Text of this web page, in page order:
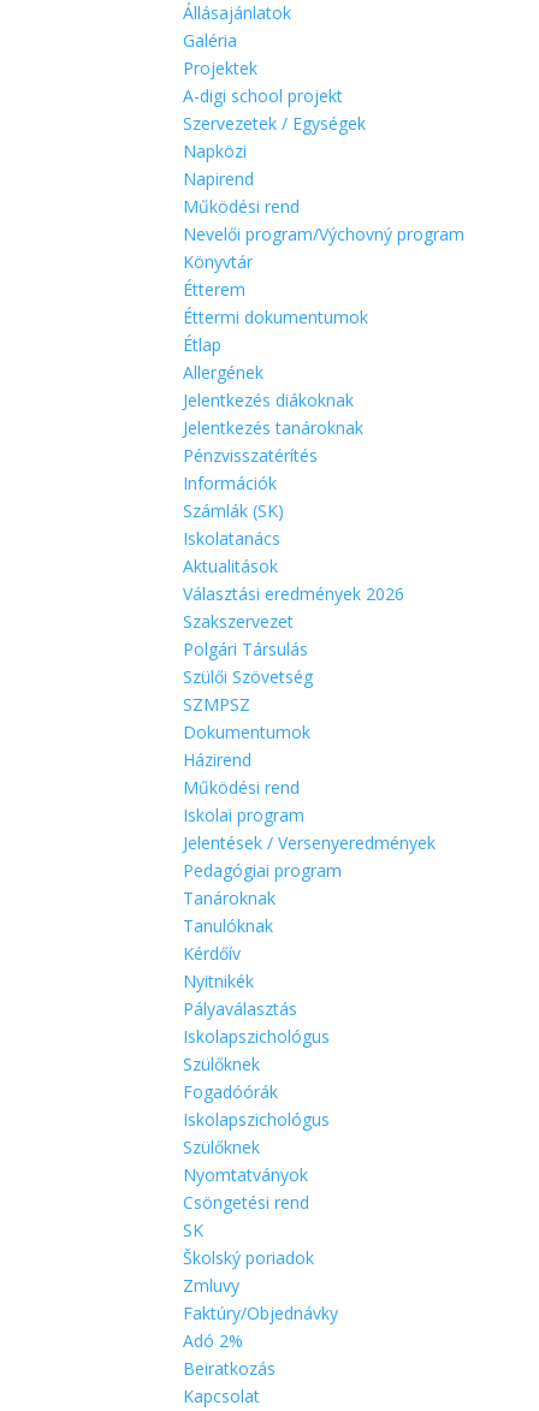
Állásajánlatok
Galéria
Projektek
A-digi school projekt
Szervezetek / Egységek
Napközi
Napirend
Működési rend
Nevelői program/Výchovný program
Könyvtár
Étterem
Éttermi dokumentumok
Étlap
Allergének
Jelentkezés diákoknak
Jelentkezés tanároknak
Pénzvisszatérítés
Információk
Számlák (SK)
Iskolatanács
Aktualitások
Választási eredmények 2026
Szakszervezet
Polgári Társulás
Szülői Szövetség
SZMPSZ
Dokumentumok
Házirend
Működési rend
Iskolai program
Jelentések / Versenyeredmények
Pedagógiai program
Tanároknak
Tanulóknak
Kérdőív
Nyitnikék
Pályaválasztás
Iskolapszichológus
Szülőknek
Fogadóórák
Iskolapszichológus
Szülőknek
Nyomtatványok
Csöngetési rend
SK
Školský poriadok
Zmluvy
Faktúry/Objednávky
Adó 2%
Beiratkozás
Kapcsolat